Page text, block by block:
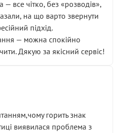
— все чітко, без «розводів»,
на що варто звернути
підхід.
— можна спокійно
Дякую за якісний сервіс!
горить знак
виявилася проблема з